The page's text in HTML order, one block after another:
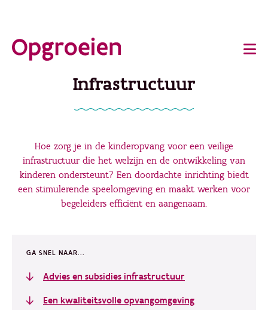
direct
Main
navigationInfrastructuur
Hoe zorg je in de kinderopvang voor een veilige
infrastructuur die het welzijn en de ontwikkeling van
kinderen ondersteunt? Een doordachte inrichting biedt
een stimulerende speelomgeving en maakt werken voor
begeleiders efficiënt en aangenaam.
GA SNEL NAAR...
Advies en subsidies infrastructuur
Een kwaliteitsvolle opvangomgeving